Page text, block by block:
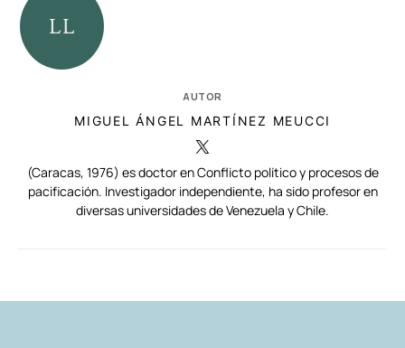
AUTOR
MIGUEL ÁNGEL MARTÍNEZ MEUCCI
(Caracas, 1976) es doctor en Conflicto político y procesos de
pacificación. Investigador independiente, ha sido profesor en
diversas universidades de Venezuela y Chile.